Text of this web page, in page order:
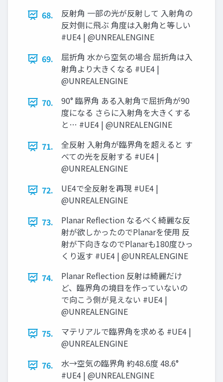
68.
反射角 一部の光が反射して 入射角の
反対側に飛ぶ 角度は入射角と等しい
#UE4 | @UNREALENGINE
69.
屈折角 水から空気の場合 屈折角は入
射角より大きくなる #UE4 |
@UNREALENGINE
70.
90° 臨界角 ある入射角で屈折角が90
度になる さらに入射角を大きくする
と… #UE4 | @UNREALENGINE
71.
全反射 入射角が臨界角を超えると す
べての光を反射する #UE4 |
@UNREALENGINE
72.
UE4で全反射を再現 #UE4 |
@UNREALENGINE
73.
Planar Reflection なるべく綺麗な反
射が欲しかったのでPlanarを使用 反
射が下向きなのでPlanarも180度ひっ
くり返す #UE4 | @UNREALENGINE
74.
Planar Reflection 反射は綺麗だけ
ど、臨界角の境目を作っていないの
で向こう側が見えない #UE4 |
@UNREALENGINE
75.
マテリアルで臨界角を求める #UE4 |
@UNREALENGINE
76.
水→空気の臨界角 約48.6度 48.6°
#UE4 | @UNREALENGINE